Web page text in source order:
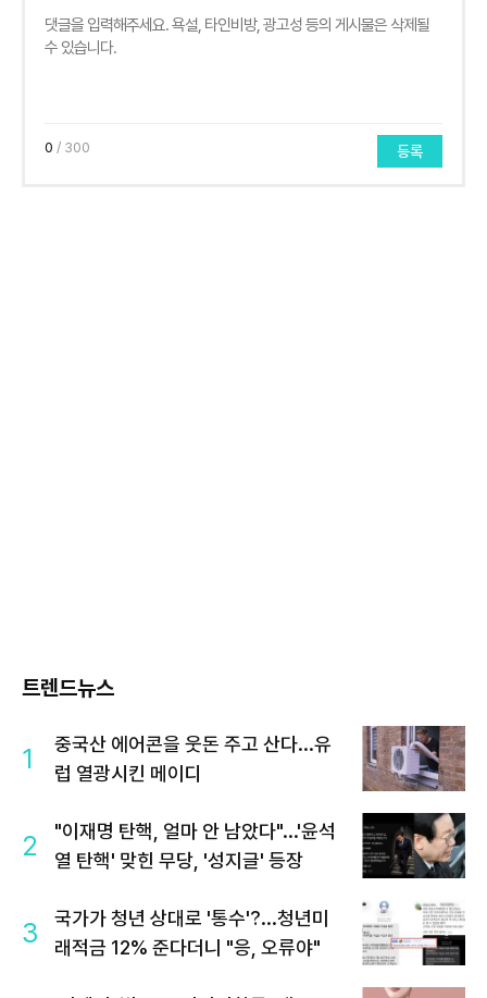
0 / 300 등록
트렌드뉴스
1
중국산 에어콘을 웃돈 주고 산다...유
럽 열광시킨 메이디
2
"이재명 탄핵, 얼마 안 남았다"...'윤석
열 탄핵' 맞힌 무당, '성지글' 등장
3
국가가 청년 상대로 '통수'?...청년미
래적금 12% 준다더니 "응, 오류야"